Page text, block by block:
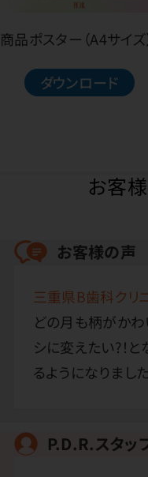
商品ポスター（A4サイズ
ダウンロード
お客様
お客様の声
三重県B歯科クリ
どの月も柄がかわ
シに変えたい?！
るようになりまし
P.D.R.スタッ